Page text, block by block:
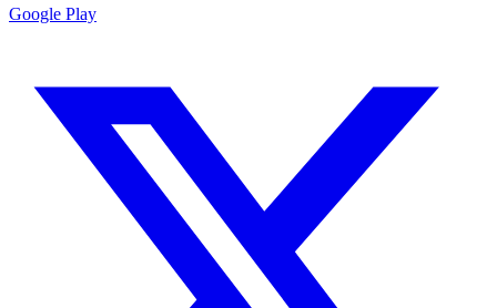
Google Play